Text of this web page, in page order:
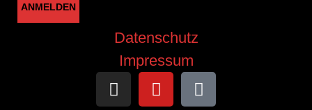
ANMELDEN
Datenschutz
Impressum